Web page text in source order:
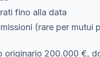
fino alla data
(rare per mutui
originario 200.000 €,